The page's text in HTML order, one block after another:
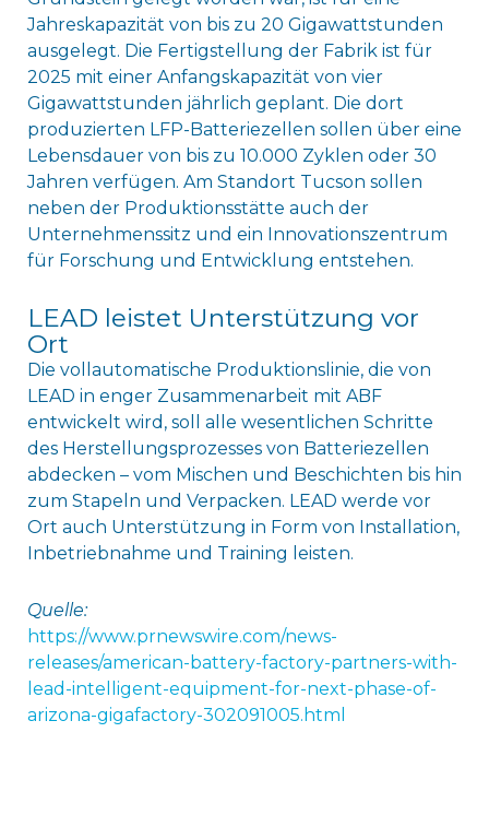
Jahreskapazität von bis zu 20 Gigawattstunden
ausgelegt. Die Fertigstellung der Fabrik ist für
2025 mit einer Anfangskapazität von vier
Gigawattstunden jährlich geplant. Die dort
produzierten LFP-Batteriezellen sollen über eine
Lebensdauer von bis zu 10.000 Zyklen oder 30
Jahren verfügen. Am Standort Tucson sollen
neben der Produktionsstätte auch der
Unternehmenssitz und ein Innovationszentrum
für Forschung und Entwicklung entstehen.
LEAD leistet Unterstützung vor
Ort
Die vollautomatische Produktionslinie, die von
LEAD in enger Zusammenarbeit mit ABF
entwickelt wird, soll alle wesentlichen Schritte
des Herstellungsprozesses von Batteriezellen
abdecken – vom Mischen und Beschichten bis hin
zum Stapeln und Verpacken. LEAD werde vor
Ort auch Unterstützung in Form von Installation,
Inbetriebnahme und Training leisten.
Quelle:
https://www.prnewswire.com/news-
releases/american-battery-factory-partners-with-
lead-intelligent-equipment-for-next-phase-of-
arizona-gigafactory-302091005.html